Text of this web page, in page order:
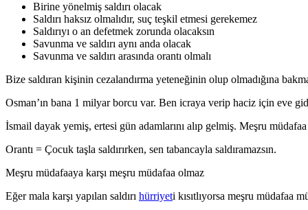
Birine yönelmiş saldırı olacak
Saldırı haksız olmalıdır, suç teşkil etmesi gerekemez
Saldırıyı o an defetmek zorunda olacaksın
Savunma ve saldırı aynı anda olacak
Savunma ve saldırı arasında orantı olmalı
Bize saldıran kişinin cezalandırma yeteneğinin olup olmadığına
Osman’ın bana 1 milyar borcu var. Ben icraya verip haciz için eve
İsmail dayak yemiş, ertesi gün adamlarını alıp gelmiş. Meşru
Orantı = Çocuk taşla saldırırken, sen tabancayla saldıramazsın.
Meşru müdafaaya karşı meşru müdafaa olmaz
Eğer mala karşı yapılan saldırı hürriyeti kısıtlıyorsa meşru müdafaa